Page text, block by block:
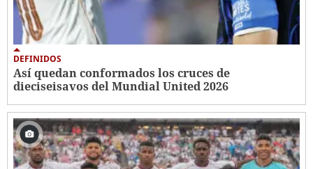
DEFINIDOS
Así quedan conformados los cruces de
dieciseisavos del Mundial United 2026